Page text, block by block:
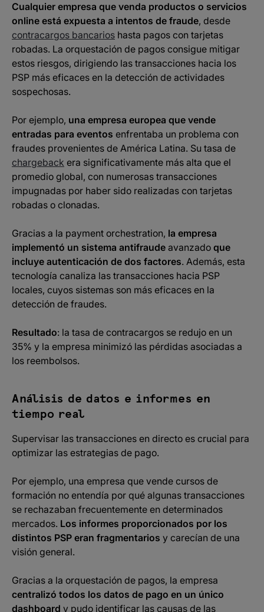
Cualquier empresa que venda productos o servicios
online está expuesta a intentos de fraude, desde
contracargos bancarios hasta pagos con tarjetas
robadas. La orquestación de pagos consigue mitigar
estos riesgos, dirigiendo las transacciones hacia los
PSP más eficaces en la detección de actividades
sospechosas.
Por ejemplo, una empresa europea que vende
entradas para eventos enfrentaba un problema con
fraudes provenientes de América Latina. Su tasa de
chargeback era significativamente más alta que el
promedio global, con numerosas transacciones
impugnadas por haber sido realizadas con tarjetas
robadas o clonadas.
Gracias a la payment orchestration, la empresa
implementó un sistema antifraude avanzado que
incluye autenticación de dos factores. Además, esta
tecnología canaliza las transacciones hacia PSP
locales, cuyos sistemas son más eficaces en la
detección de fraudes.
Resultado: la tasa de contracargos se redujo en un
35% y la empresa minimizó las pérdidas asociadas a
los reembolsos.
Análisis de datos e informes en
tiempo real
Supervisar las transacciones en directo es crucial para
optimizar las estrategias de pago.
Por ejemplo, una empresa que vende cursos de
formación no entendía por qué algunas transacciones
se rechazaban frecuentemente en determinados
mercados. Los informes proporcionados por los
distintos PSP eran fragmentarios y carecían de una
visión general.
Gracias a la orquestación de pagos, la empresa
centralizó todos los datos de pago en un único
dashboard y pudo identificar las causas de las